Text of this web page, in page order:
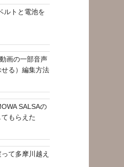
ルトと電池を
画の一部音声
る）編集方法
SALSAの
もらえた
て多摩川越え